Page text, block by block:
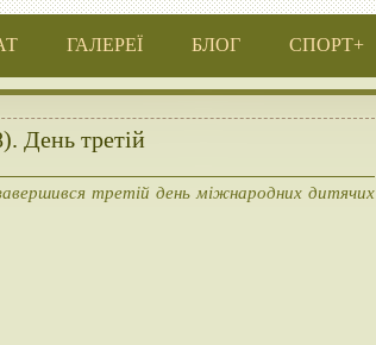
ГАЛЕРЕЇ БЛОГ СПОРТ+
День третій
третій день міжнародних дитячих